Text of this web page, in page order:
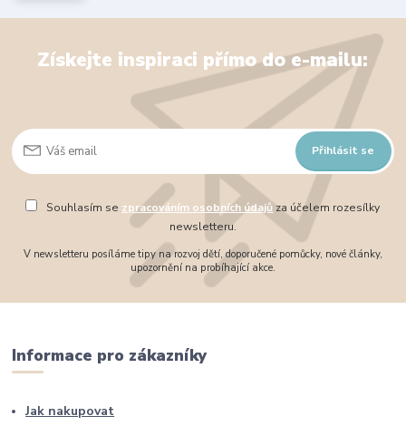
Získejte inspiraci přímo do e-mailu:
Přihlásit se
Souhlasím se zpracováním osobních údajůza účelem rozesílky
newsletteru.
V newsletteru posíláme tipy na rozvoj dětí, doporučené pomůcky, nové články,
upozornění na probíhající akce.
Informace pro zákazníky
Jak nakupovat